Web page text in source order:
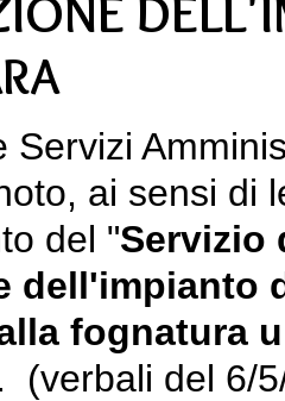
Servizi
ai sensi di
del "Servizio
dell'impianto
fognatura
(verbali del 6/